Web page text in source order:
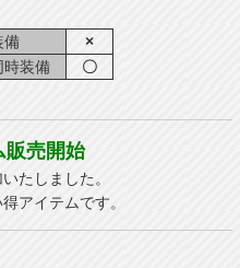
備
×
時装備
〇
販売開始
たしました。
アイテムです。